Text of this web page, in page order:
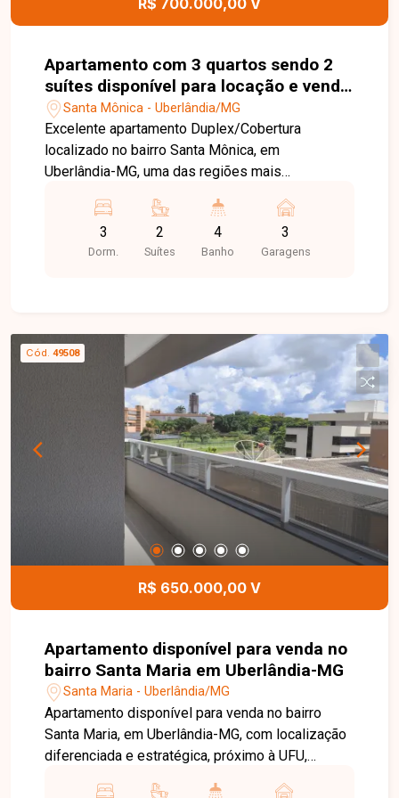
R$ 700.000,00 V
Apartamento com 3 quartos sendo 2
suítes disponível para locação e venda
no Bairro Santa Mônica em Uberlândia
- MG.
Santa Mônica - Uberlândia/MG
Excelente apartamento Duplex/Cobertura
localizado no bairro Santa Mônica, em
Uberlândia-MG, uma das regiões mais
proximidade com a UFU. O bairro se destaca pela
infraestrutura completa, com ampla oferta de
comércios, supermercados, academias,
Apartamento Duplex/Cobertura próximo à UFU,
disponível para locação, todo planejado e
mobiliado, com aproximadamente 173 m² de área
privativa, composto por 02 salas amplas, 01
banheiro social, 03 quartos, sendo 02 suítes,
incluindo 01 suíte máster com banheira de
hidromassagem, lavanderia separada com tanque
e terraço gourmet com pia e armários. O imóvel
conta com mobília completa. Condomínio com
conforto, espaço e praticidade em uma
localização estratégica. Agende sua visita e
venha conhecer este imóvel completo e pronto
3
Dorm.
2
Suítes
4
Banho
3
Garagens
Cód. 49508
R$ 650.000,00 V
Apartamento disponível para venda no
bairro Santa Maria em Uberlândia-MG
Santa Maria - Uberlândia/MG
Apartamento disponível para venda no bairro
Santa Maria, em Uberlândia-MG, com localização
diferenciada e estratégica, próximo à UFU,